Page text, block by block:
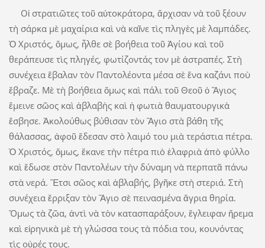
Οἱ στρατιῶτες τοῦ αὐτοκράτορα, ἄρχισαν νὰ τοῦ ξέουν
τὴ σάρκα μὲ μαχαίρια καὶ νὰ καῖνε τὶς πληγὲς μὲ λαμπάδες.
Ὁ Χριστός, ὅμως, ἦλθε σὲ βοήθεια τοῦ Ἁγίου καὶ τοῦ
θεράπευσε τὶς πληγές, φωτίζοντάς τον μὲ ἀστραπές. Στὴ
συνέχεια ἔβαλαν τὸν Παντολέοντα μέσα σὲ ἕνα καζάνι ποὺ
ἔβραζε. Μὲ τὴ βοήθεια ὅμως καὶ πάλι τοῦ Θεοῦ ὁ Ἅγιος
ἔμεινε σῶος καὶ ἀβλαβὴς καὶ ἡ φωτιὰ θαυματουργικὰ
ἔσβησε. Ἀκολούθως βύθισαν τὸν Ἅγιο στὰ βάθη τῆς
θάλασσας, ἀφοῦ ἔδεσαν στὸ λαιμό του μιὰ τεράστια πέτρα.
Ὁ Χριστός, ὅμως, ἔκανε τὴν πέτρα πιὸ ἐλαφριὰ ἀπὸ φύλλο
καὶ ἔδωσε στὸν Παντολέων τὴν δύναμη νὰ περπατᾶ πάνω
στὰ νερά. Ἔτσι σῶος καὶ ἀβλαβής, βγῆκε στὴ στεριά. Στὴ
συνέχεια ἔρριξαν τὸν Ἅγιο σὲ πεινασμένα ἄγρια θηρία.
Ὅμως τὰ ζῶα, ἀντὶ νὰ τὸν κατασπαράξουν, ἔγλειφαν ἤρεμα
καὶ εἰρηνικὰ μὲ τὴ γλώσσα τους τὰ πόδια του, κουνόντας
τὶς οὐρές τους.